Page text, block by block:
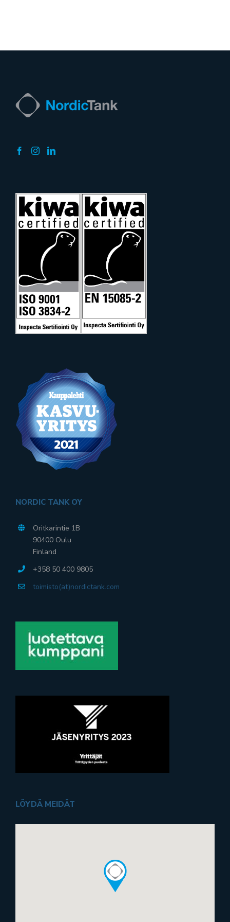
NORDIC TANK OY
Oritkarintie 1B
90400 Oulu
Finland
+358 50 400 9805
toimisto(at)nordictank.com
LÖYDÄ MEIDÄT